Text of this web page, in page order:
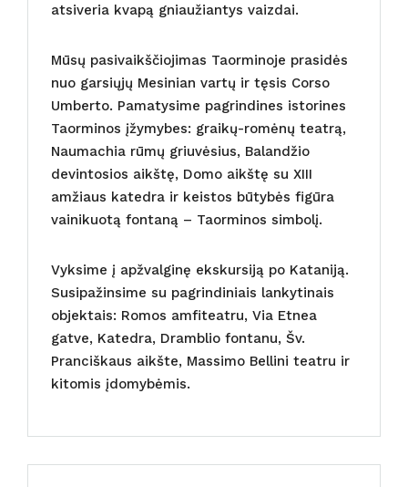
atsiveria kvapą gniaužiantys vaizdai.
Mūsų pasivaikščiojimas Taorminoje prasidės
nuo garsiųjų Mesinian vartų ir tęsis Corso
Umberto. Pamatysime pagrindines istorines
Taorminos įžymybes: graikų-romėnų teatrą,
Naumachia rūmų griuvėsius, Balandžio
devintosios aikštę, Domo aikštę su XIII
amžiaus katedra ir keistos būtybės figūra
vainikuotą fontaną – Taorminos simbolį.
Vyksime į apžvalginę ekskursiją po Kataniją.
Susipažinsime su pagrindiniais lankytinais
objektais: Romos amfiteatru, Via Etnea
gatve, Katedra, Dramblio fontanu, Šv.
Pranciškaus aikšte, Massimo Bellini teatru ir
kitomis įdomybėmis.